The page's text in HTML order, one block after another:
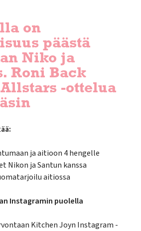
on
päästä
Niko ja
Roni Back
-ottelua
ja aitioon 4 hengelle
Nikon ja Santun kanssa
aitiossa
Instagramin puolella
Kitchen Joyn Instagram -